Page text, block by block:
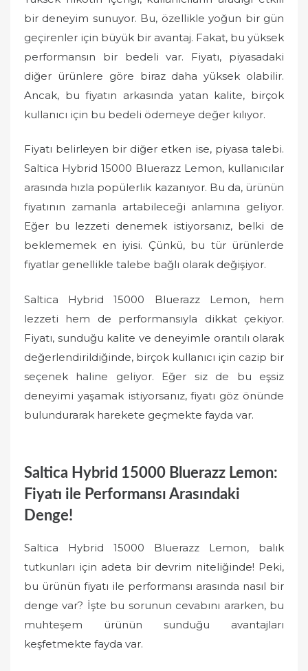
bir deneyim sunuyor. Bu, özellikle yoğun bir gün
geçirenler için büyük bir avantaj. Fakat, bu yüksek
performansın bir bedeli var. Fiyatı, piyasadaki
diğer ürünlere göre biraz daha yüksek olabilir.
Ancak, bu fiyatın arkasında yatan kalite, birçok
kullanıcı için bu bedeli ödemeye değer kılıyor.
Fiyatı belirleyen bir diğer etken ise, piyasa talebi.
Saltica Hybrid 15000 Bluerazz Lemon, kullanıcılar
arasında hızla popülerlik kazanıyor. Bu da, ürünün
fiyatının zamanla artabileceği anlamına geliyor.
Eğer bu lezzeti denemek istiyorsanız, belki de
beklememek en iyisi. Çünkü, bu tür ürünlerde
fiyatlar genellikle talebe bağlı olarak değişiyor.
Saltica Hybrid 15000 Bluerazz Lemon, hem
lezzeti hem de performansıyla dikkat çekiyor.
Fiyatı, sunduğu kalite ve deneyimle orantılı olarak
değerlendirildiğinde, birçok kullanıcı için cazip bir
seçenek haline geliyor. Eğer siz de bu eşsiz
deneyimi yaşamak istiyorsanız, fiyatı göz önünde
bulundurarak harekete geçmekte fayda var.
Saltica Hybrid 15000 Bluerazz Lemon:
Fiyatı ile Performansı Arasındaki
Denge!
Saltica Hybrid 15000 Bluerazz Lemon, balık
tutkunları için adeta bir devrim niteliğinde! Peki,
bu ürünün fiyatı ile performansı arasında nasıl bir
denge var? İşte bu sorunun cevabını ararken, bu
muhteşem ürünün sunduğu avantajları
keşfetmekte fayda var.